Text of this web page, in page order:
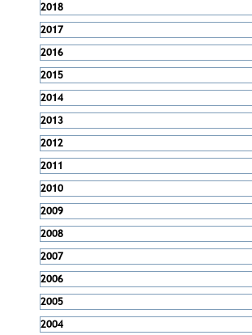
2018
2017
2016
2015
2014
2013
2012
2011
2010
2009
2008
2007
2006
2005
2004